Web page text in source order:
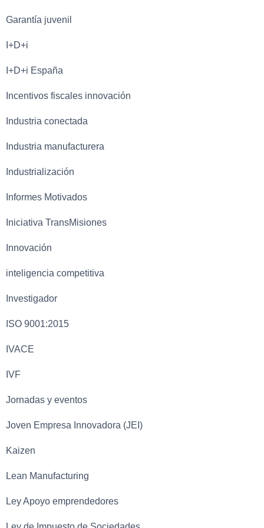
Garantía juvenil
I+D+i
I+D+i España
Incentivos fiscales innovación
Industria conectada
Industria manufacturera
Industrialización
Informes Motivados
Iniciativa TransMisiones
Innovación
inteligencia competitiva
Investigador
ISO 9001:2015
IVACE
IVF
Jornadas y eventos
Joven Empresa Innovadora (JEI)
Kaizen
Lean Manufacturing
Ley Apoyo emprendedores